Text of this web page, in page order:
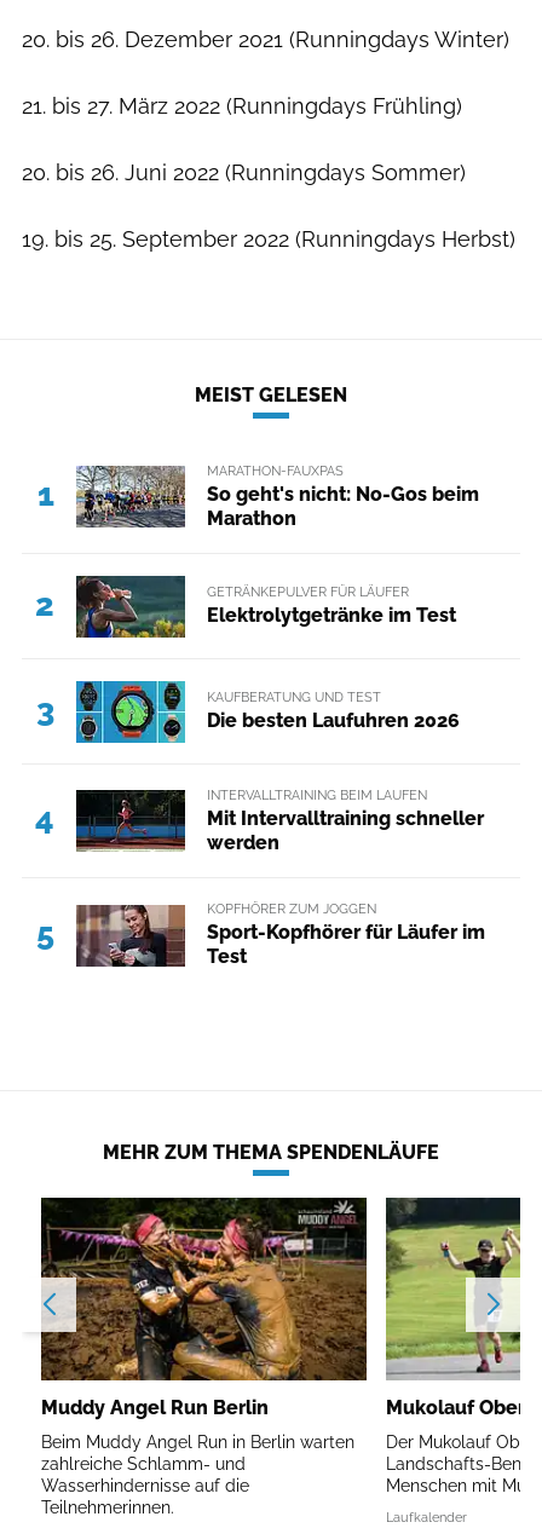
20. bis 26. Dezember 2021 (Runningdays Winter)
21. bis 27. März 2022 (Runningdays Frühling)
20. bis 26. Juni 2022 (Runningdays Sommer)
19. bis 25. September 2022 (Runningdays Herbst)
MEIST GELESEN
1
MARATHON-FAUXPAS
So geht's nicht: No-Gos beim
Marathon
2 GETRÄNKEPULVER FÜR LÄUFER
Elektrolytgetränke im Test
3 KAUFBERATUNG UND TEST
Die besten Laufuhren 2026
4
INTERVALLTRAINING BEIM LAUFEN
Mit Intervalltraining schneller
werden
5
KOPFHÖRER ZUM JOGGEN
Sport-Kopfhörer für Läufer im
Test
MEHR ZUM THEMA SPENDENLÄUFE
Muddy Angel Run Berlin
Beim Muddy Angel Run in Berlin warten
zahlreiche Schlamm- und
Wasserhindernisse auf die
Teilnehmerinnen.
Mukolauf
Der Mukolauf
Landschafts-
Menschen mit
Laufkalender